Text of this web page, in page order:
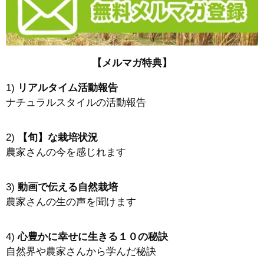
【メルマガ特典】
1) リアルタイム活動報告
ナチュラルスタイルの活動報告
2)
【旬】な栽培状況
農家さんの今を感じれます
3) 動画で伝える自然栽培
農家さんの生の声を聞けます
4)心豊かに幸せに生きる１０の秘訣
自然界や農家さんから学んだ秘訣